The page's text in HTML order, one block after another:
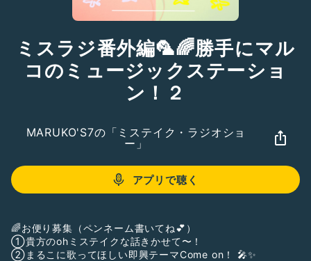
ミスラジ番外編🦜🌈勝手にマル
コのミュージックステーショ
ン！２
MARUKO'S7の「ミステイク・ラジオショ
ー」
アプリで聴く
🌈お便り募集（ペンネーム書いてね💕）
①貴方のohミステイクな話きかせて〜！
②まるこに歌ってほしい即興テーマCome on！ 🎤✨